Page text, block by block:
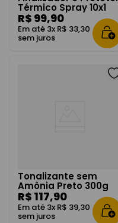
Térmico Spray 10x1
300ml
R$ 99,90
Em até 3x R$ 33,30
sem juros
Tonalizante sem
Amônia Preto 300g
R$ 117,90
Em até 3x R$ 39,30
sem juros